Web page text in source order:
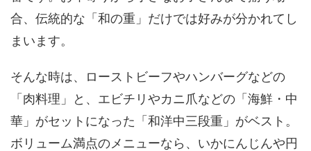
合、伝統的な「和の重」だけでは好みが分かれてし
まいます。
そんな時は、ローストビーフやハンバーグなどの
「肉料理」と、エビチリやカニ爪などの「海鮮・中
華」がセットになった 「和洋中三段重」 がベスト。
ボリューム満点のメニューなら、いかにんじんや円